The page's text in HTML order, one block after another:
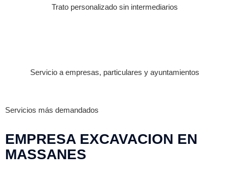
Trato personalizado sin intermediarios
Servicio a empresas, particulares y ayuntamientos
Servicios más demandados
EMPRESA EXCAVACION EN
MASSANES